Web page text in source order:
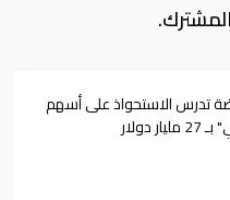
.
تدرس الاستحواذ على أسهم
دولار